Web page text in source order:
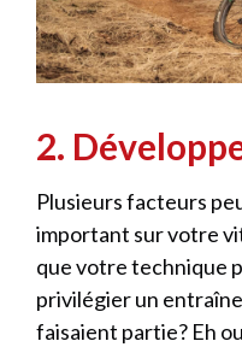
2.
Plusieurs facteurs
important sur votre
que votre technique
privilégier un
faisaient partie? Eh